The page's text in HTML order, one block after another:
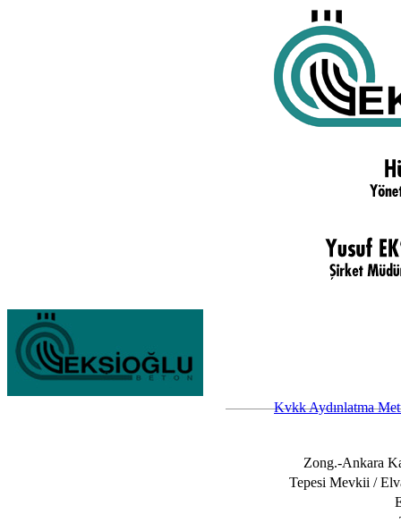
Kvkk Aydınlatma
Zong.-Ankara
Tepesi Mevkii /